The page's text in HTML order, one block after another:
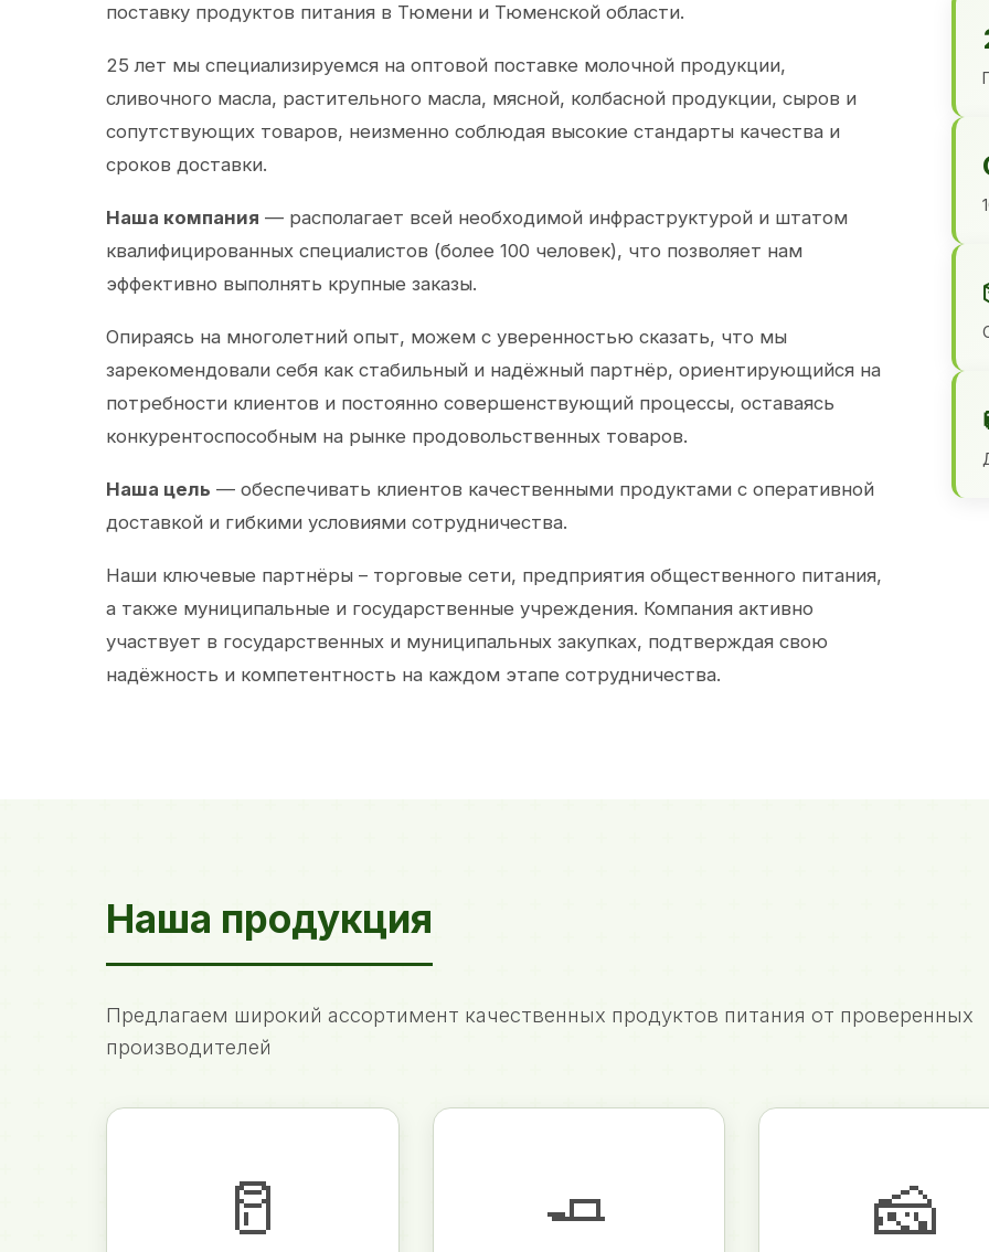
поставку продуктов питания в Тюмени и Тюменской области.
25 лет мы специализируемся на оптовой поставке молочной продукции,
сливочного масла, растительного масла, мясной, колбасной продукции, сыров и
сопутствующих товаров, неизменно соблюдая высокие стандарты качества и
сроков доставки.
Наша компания — располагает всей необходимой инфраструктурой и штатом
квалифицированных специалистов (более 100 человек), что позволяет нам
эффективно выполнять крупные заказы.
Опираясь на многолетний опыт, можем с уверенностью сказать, что мы
зарекомендовали себя как стабильный и надёжный партнёр, ориентирующийся на
потребности клиентов и постоянно совершенствующий процессы, оставаясь
конкурентоспособным на рынке продовольственных товаров.
Наша цель — обеспечивать клиентов качественными продуктами с оперативной
доставкой и гибкими условиями сотрудничества.
Наши ключевые партнёры – торговые сети, предприятия общественного питания,
а также муниципальные и государственные учреждения. Компания активно
участвует в государственных и муниципальных закупках, подтверждая свою
надёжность и компетентность на каждом этапе сотрудничества.
Наша продукция
Предлагаем широкий ассортимент качественных продуктов питания от проверенных
производителей
🥛 🧈 🧀